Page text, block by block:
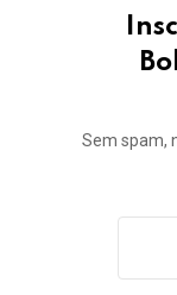
Sem spam,